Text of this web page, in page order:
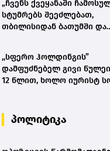
„ჩვენს ქვეყანაში
სტუმრებს შეეძლებათ,
თბილისიდან ბათუმში და
შეუწყობს შიდა ტურიზმს,
საერთაშორისო ტურიზმს,
შიდა მობილობის
,,სფერო ჰოლდინგის”
დამფუძნებელ გივი
12 წლით, ხოლო იურისტ
პოლიტიკა